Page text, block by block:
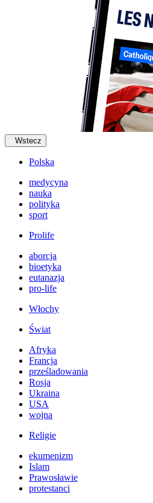
Wstecz
Polska
medycyna
nauka
polityka
sport
Prolife
aborcja
bioetyka
eutanazja
pro-life
Włochy
Świat
Afryka
Francja
prześladowania
Rosja
Ukraina
USA
wojna
Religie
ekumenizm
Islam
Prawosławie
protestanci